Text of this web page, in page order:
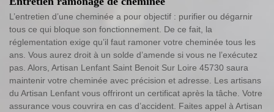
L’entretien d’une cheminée a pour objectif : purifier ou dégarnir
tous ce qui bloque son fonctionnement. De ce fait, la
réglementation exige qu’il faut ramoner votre cheminée tous les
ans. Vous aurez droit à un solde d’amende si vous ne l’exécutez
pas. Alors, Artisan Lenfant Saint Benoit Sur Loire 45730 saura
maintenir votre cheminée avec précision et adresse. Les artisans
du Artisan Lenfant vous offriront un certificat après la tâche. Votre
assurance vous couvrira en cas d’accident. Faites appel à Artisan